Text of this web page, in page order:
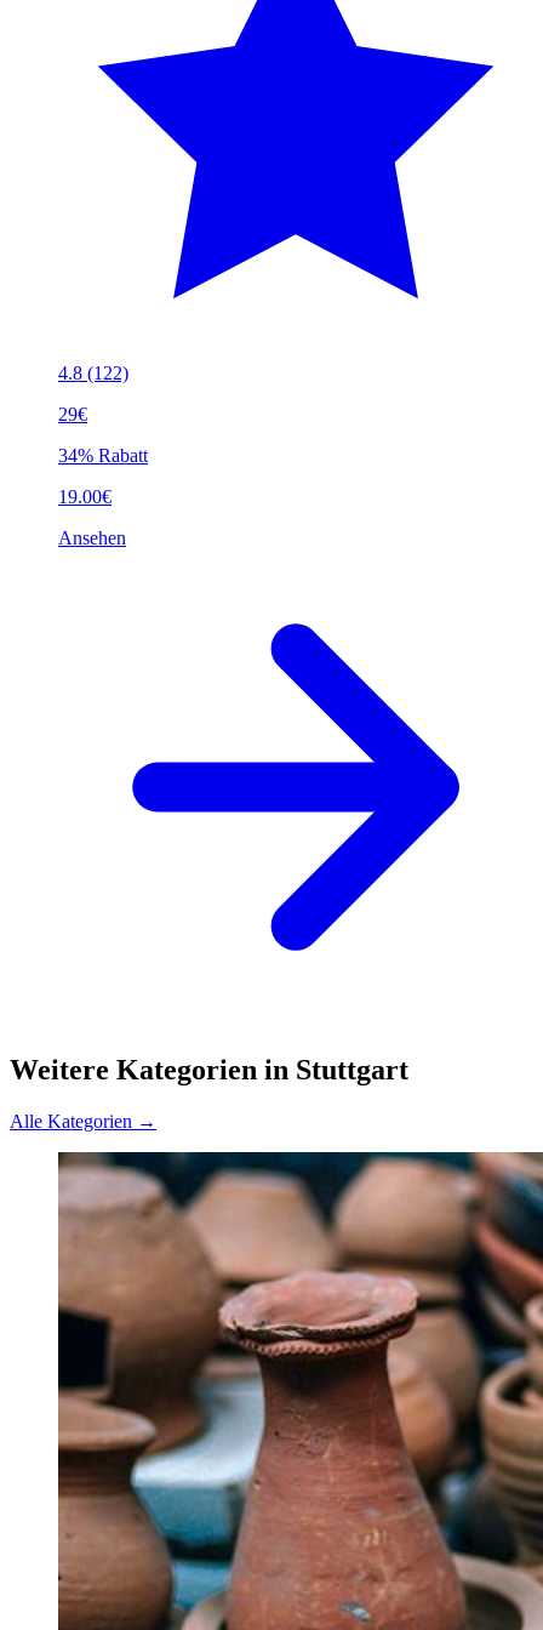
4.8 (122)
29€
34% Rabatt
19.00€
Ansehen
Weitere Kategorien in Stuttgart
Alle Kategorien →